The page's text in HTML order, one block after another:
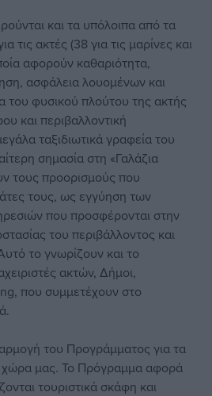
και τα υπόλοιπα από τα
τις ακτές (38 για τις μαρίνες και
αφορούν καθαριότητα,
ασφάλεια λουομένων και
του φυσικού πλούτου της ακτής
και περιβαλλοντική
ταξιδιωτικά γραφεία του
σημασία στη «Γαλάζια
τους προορισμούς που
τους, ως εγγύηση των
που προσφέρονται στην
του περιβάλλοντος και
το γνωρίζουν και το
ακτών, Δήμοι,
που συμμετέχουν στο
του Προγράμματος για τα
χώρα μας. Το Πρόγραμμα αφορά
τουριστικά σκάφη και